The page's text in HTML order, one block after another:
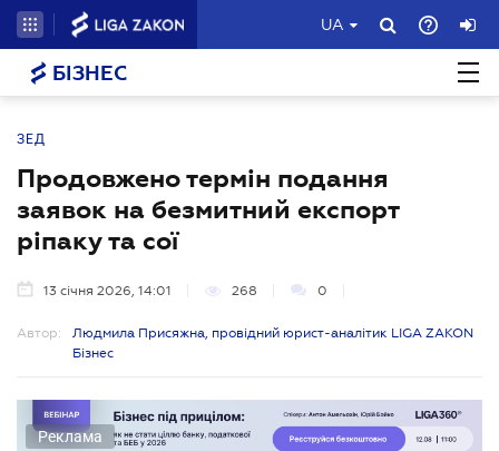
UA
БІЗНЕС
ЗЕД
Продовжено термін подання
заявок на безмитний експорт
ріпаку та сої
13 січня 2026, 14:01 268 0
Автор:
Людмила Присяжна, провідний юрист-аналітик LIGA ZAKON
Бізнес
Реклама